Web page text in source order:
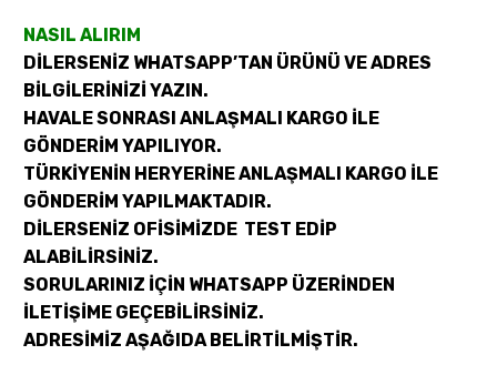
NASIL ALIRIM
DİLERSENİZ WHATSAPP’TAN ÜRÜNÜ VE ADRES
BİLGİLERİNİZİ YAZIN.
HAVALE SONRASI ANLAŞMALI KARGO İLE
GÖNDERİM YAPILIYOR.
TÜRKİYENİN HERYERİNE ANLAŞMALI KARGO İLE
GÖNDERİM YAPILMAKTADIR.
DİLERSENİZ OFİSİMİZDE TEST EDİP
ALABİLİRSİNİZ.
SORULARINIZ İÇİN WHATSAPP ÜZERİNDEN
İLETİŞİME GEÇEBİLİRSİNİZ.
ADRESİMİZ AŞAĞIDA BELİRTİLMİŞTİR.